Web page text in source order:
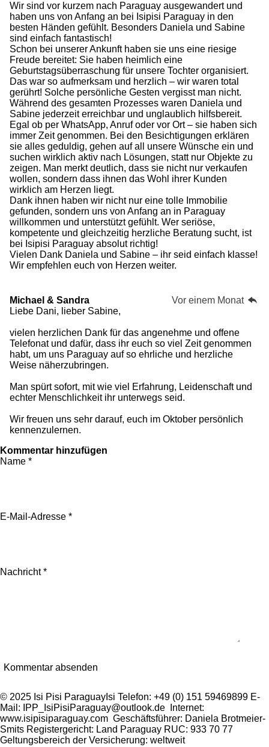
Wir sind vor kurzem nach Paraguay ausgewandert und
haben uns von Anfang an bei Isipisi Paraguay in den
besten Händen gefühlt. Besonders Daniela und Sabine
sind einfach fantastisch!
Schon bei unserer Ankunft haben sie uns eine riesige
Freude bereitet: Sie haben heimlich eine
Geburtstagsüberraschung für unsere Tochter organisiert.
Das war so aufmerksam und herzlich – wir waren total
gerührt! Solche persönliche Gesten vergisst man nicht.
Während des gesamten Prozesses waren Daniela und
Sabine jederzeit erreichbar und unglaublich hilfsbereit.
Egal ob per WhatsApp, Anruf oder vor Ort – sie haben sich
immer Zeit genommen. Bei den Besichtigungen erklären
sie alles geduldig, gehen auf all unsere Wünsche ein und
suchen wirklich aktiv nach Lösungen, statt nur Objekte zu
zeigen. Man merkt deutlich, dass sie nicht nur verkaufen
wollen, sondern dass ihnen das Wohl ihrer Kunden
wirklich am Herzen liegt.
Dank ihnen haben wir nicht nur eine tolle Immobilie
gefunden, sondern uns von Anfang an in Paraguay
willkommen und unterstützt gefühlt. Wer seriöse,
kompetente und gleichzeitig herzliche Beratung sucht, ist
bei Isipisi Paraguay absolut richtig!
Vielen Dank Daniela und Sabine – ihr seid einfach klasse!
Wir empfehlen euch von Herzen weiter.
Michael & Sandra
Vor einem Monat
Liebe Dani, lieber Sabine,
vielen herzlichen Dank für das angenehme und offene
Telefonat und dafür, dass ihr euch so viel Zeit genommen
habt, um uns Paraguay auf so ehrliche und herzliche
Weise näherzubringen.
Man spürt sofort, mit wie viel Erfahrung, Leidenschaft und
echter Menschlichkeit ihr unterwegs seid.
Wir freuen uns sehr darauf, euch im Oktober persönlich
kennenzulernen.
Kommentar hinzufügen
Name *
E-Mail-Adresse *
Nachricht *
Kommentar absenden
© 2025 Isi Pisi ParaguayIsi Telefon: +49 (0) 151 59469899 E-
Mail: IPP_IsiPisiParaguay@outlook.de Internet:
www.isipisiparaguay.com Geschäftsführer: Daniela Brotmeier-
Smits Registergericht: Land Paraguay RUC: 933 70 77
Geltungsbereich der Versicherung: weltweit